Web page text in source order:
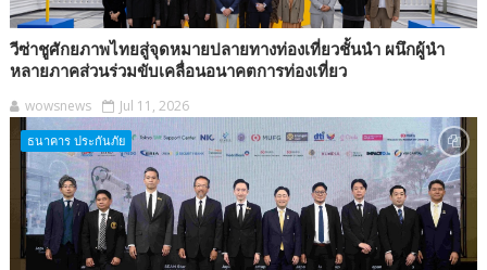
วีซ่าชูศักยภาพไทยสู่จุดหมายปลายทางท่องเที่ยวชั้นนำ ผนึกผู้นำ
หลายภาคส่วนร่วมขับเคลื่อนอนาคตการท่องเที่ยว
wowsnews Jul 11, 2026
ธนาคาร ประกันภัย